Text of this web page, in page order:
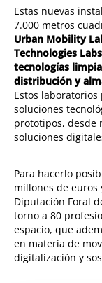
Estas nuevas
7.000 metros
Urban Mobility
Technologies
tecnologías
distribución y
Estos
soluciones
prototipos, desde
soluciones
Para hacerlo
millones de euros
Diputación Foral
torno a 80
espacio, que
en materia de
digitalización y